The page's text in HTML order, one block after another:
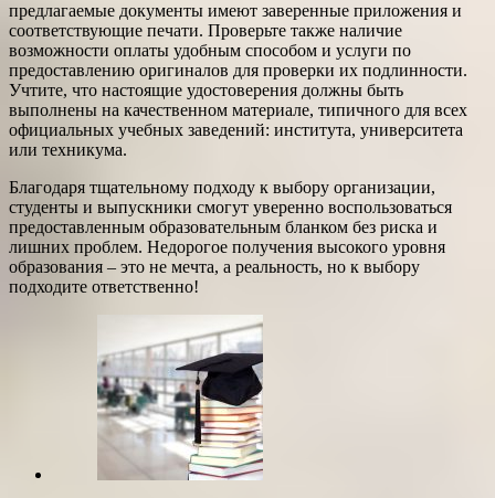
предлагаемые документы имеют заверенные приложения и
соответствующие печати. Проверьте также наличие
возможности оплаты удобным способом и услуги по
предоставлению оригиналов для проверки их подлинности.
Учтите, что настоящие удостоверения должны быть
выполнены на качественном материале, типичного для всех
официальных учебных заведений: института, университета
или техникума.
Благодаря тщательному подходу к выбору организации,
студенты и выпускники смогут уверенно воспользоваться
предоставленным образовательным бланком без риска и
лишних проблем. Недорогое получения высокого уровня
образования – это не мечта, а реальность, но к выбору
подходите ответственно!